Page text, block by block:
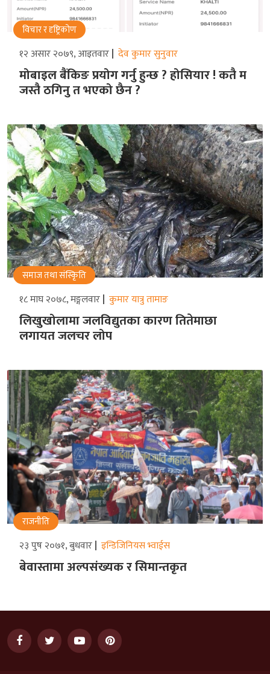
विचार र दृष्ट्रिकोण
१२ असार २०७९, आइतवार देव कुमार सुनुवार
मोबाइल बैंकिङ प्रयोग गर्नु हुन्छ ? होसियार ! कतै म
जस्तै ठगिनु त भएको छैन ?
समाज तथा संस्किृति
१८ माघ २०७८, मङ्गलवार कुमार यात्रु तामाङ
लिखुखोलामा जलविद्युतका कारण तितेमाछा
लगायत जलचर लोप
राजनीति
२३ पुष २०७१, बुधवार इन्डिजिनियस भ्वाईस
बेवास्तामा अल्पसंख्यक र सिमान्तकृत